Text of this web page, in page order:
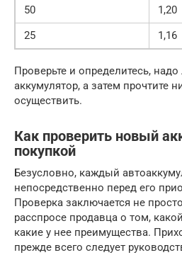
50
1,20
25
1,16
Проверьте и определитесь,
аккумулятор, а затем прочтите
осуществить.
Как проверить новый
покупкой
Безусловно, каждый
непосредственно перед его
Проверка заключается не
расспросе продавца о том,
какие у нее преимущества.
прежде всего следует